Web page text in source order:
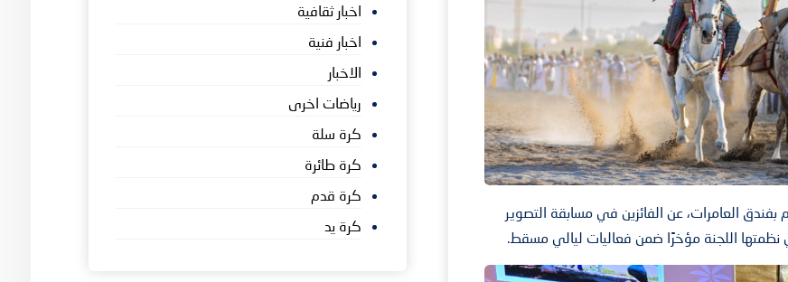
العامرات، عن الفائزين في مسابقة التصوير
نظمتها اللجنة مؤخرًا ضمن فعاليات ليالي مسقط.
اخبار ثقافية
اخبار فنية
الاخبار
رياضات اخرى
كرة سلة
كرة طائرة
كرة قدم
كرة يد